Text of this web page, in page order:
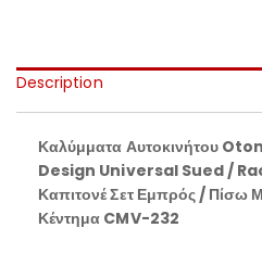
Description
Καλύμματα Αυτοκινήτου
Design Universal Sued /
Καπιτονέ Σετ Εμπρός /
Κέντημα CMV-232